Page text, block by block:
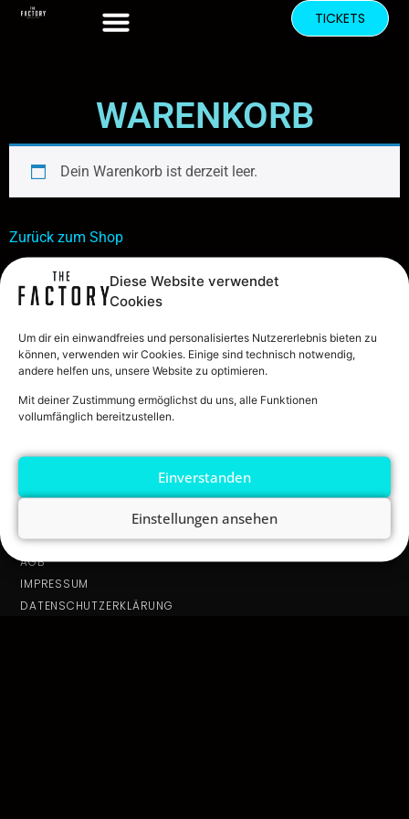
Diese Website verwendet
Cookies
Um dir ein einwandfreies und personalisiertes Nutzererlebnis bieten zu
können, verwenden wir Cookies. Einige sind technisch notwendig,
andere helfen uns, unsere Website zu optimieren.
Mit deiner Zustimmung ermöglichst du uns, alle Funktionen
vollumfänglich bereitzustellen.
Einverstanden
Einstellungen ansehen
TICKETS
WARENKORB
Dein Warenkorb ist derzeit leer.
Zurück zum Shop
INFOS
AGB
IMPRESSUM
DATENSCHUTZERKLÄRUNG